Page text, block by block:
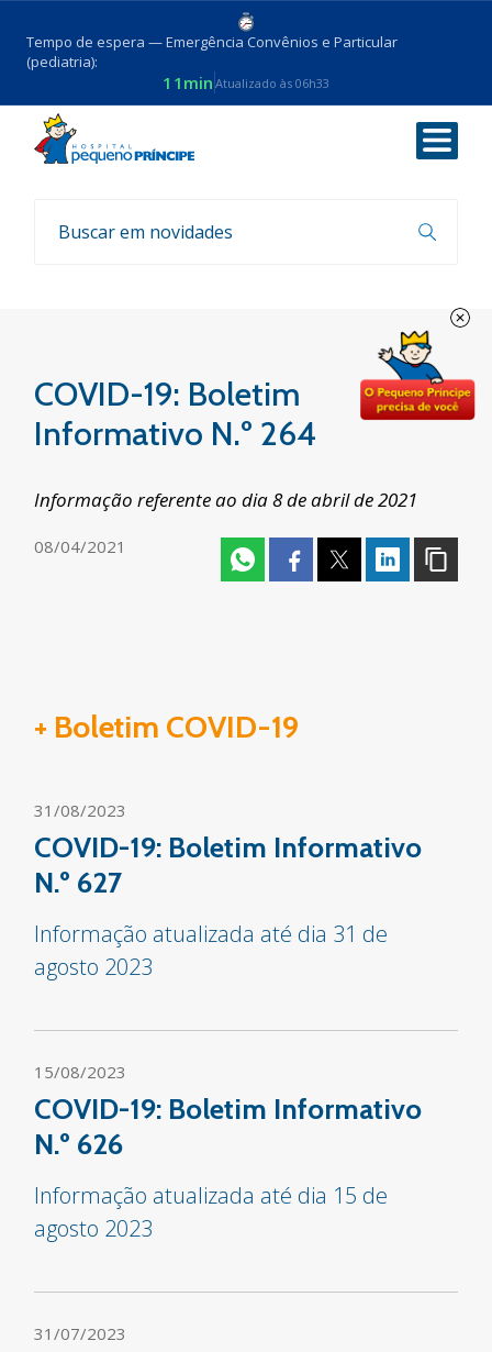
Tempo de espera — Emergência Convênios e Particular
(pediatria):
11min Atualizado às 06h33
Voltar
Boletim COVID-19
COVID-19: Boletim
Informativo N.º 264
Informação referente ao dia 8 de abril de 2021
08/04/2021
+ Boletim COVID-19
31/08/2023
COVID-19: Boletim Informativo
N.º 627
Informação atualizada até dia 31 de
agosto 2023
15/08/2023
COVID-19: Boletim Informativo
N.º 626
Informação atualizada até dia 15 de
agosto 2023
31/07/2023